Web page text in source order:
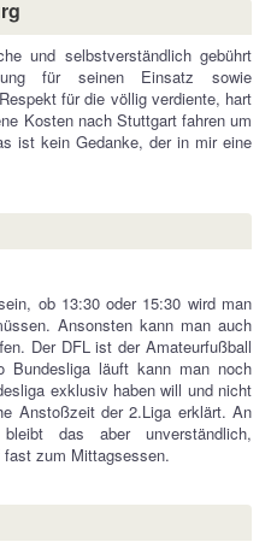
und selbstverständlich gebührt
für seinen Einsatz sowie
für die völlig verdiente, hart
Kosten nach Stuttgart fahren um
ist kein Gedanke, der in mir eine
ob 13:30 oder 15:30 wird man
Ansonsten kann man auch
Der DFL ist der Amateurfußball
läuft kann man noch
exklusiv haben will und nicht
Anstoßzeit der 2.Liga erklärt. An
das aber unverständlich,
zum Mittagsessen.